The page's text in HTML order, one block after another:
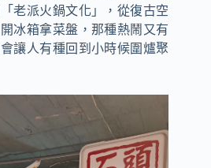
老派火鍋文化」，從復古空
冰箱拿菜盤，那種熱鬧又有
讓人有種回到小時候圍爐聚